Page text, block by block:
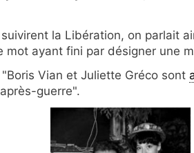
la Libération, on parlait
mot ayant fini par désigner une
Vian et Juliette Gréco sont
guerre".